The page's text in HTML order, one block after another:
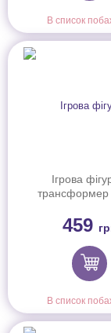
В список
Ігрова
трансформер
(Jett),
459
В список